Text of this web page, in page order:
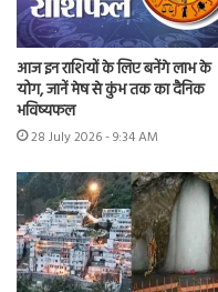
आज इन राशियों के लिए बनेंगे लाभ के
योग, जानें मेष से कुंभ तक का दैनिक
भविष्यफल
28 July 2026 - 9:34 AM